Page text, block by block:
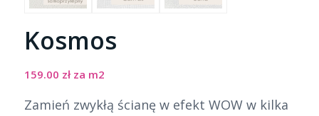
Kosmos
159.00 złza m2
Zamień zwykłą ścianę w efekt WOW w kilka